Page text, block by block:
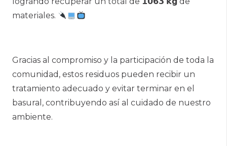
materiales.
Gracias al compromiso y la participación de toda la
comunidad, estos residuos pueden recibir un
tratamiento adecuado y evitar terminar en el
basural, contribuyendo así al cuidado de nuestro
ambiente.